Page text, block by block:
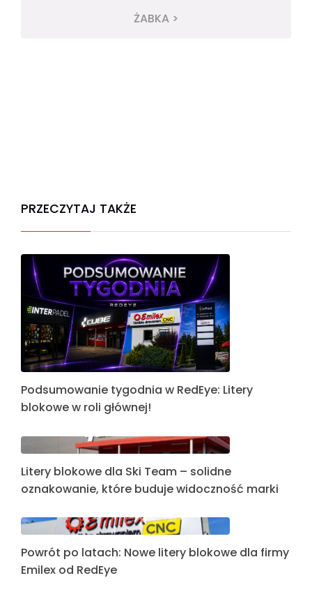
ŻABKA >
PRZECZYTAJ TAKŻE
Podsumowanie tygodnia w RedEye: Litery
blokowe w roli głównej!
Litery blokowe dla Ski Team – solidne
oznakowanie, które buduje widoczność marki
Powrót po latach: Nowe litery blokowe dla firmy
Emilex od RedEye